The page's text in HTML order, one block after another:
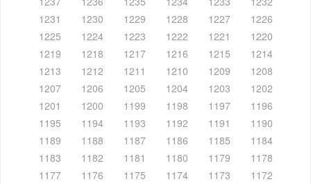
1231
1230 1229 1228 1227
1226
1225
1224 1223 1222 1221
1220
1219
1218 1217 1216 1215
1214
1213
1212 1211 1210 1209
1208
1207
1206 1205 1204 1203
1202
1201
1200 1199 1198 1197
1196
1195
1194 1193 1192 1191
1190
1189
1188 1187 1186 1185
1184
1183
1182 1181 1180 1179
1178
1177
1176 1175 1174 1173
1172